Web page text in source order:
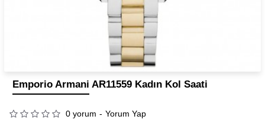
Emporio Armani AR11559 Kadın Kol Saati
0 yorum - Yorum Yap